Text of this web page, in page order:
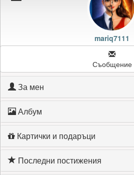
Картичките на mariq7111
mariq7111
Съобщение
За мен
Албум
Картички и подаръци
Последни постижения